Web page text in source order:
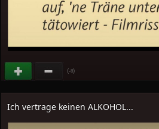
(-8)
Ich vertrage keinen ALKOHOL...